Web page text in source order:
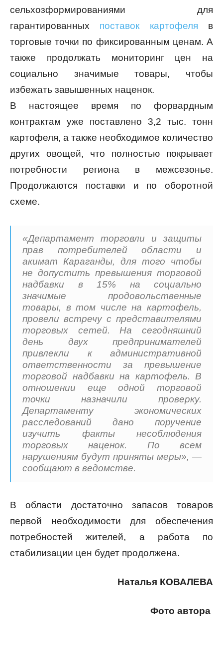
сельхозформированиями для
гарантированных поставок картофеля в
торговые точки по фиксированным ценам. А
также продолжать мониторинг цен на
социально значимые товары, чтобы
избежать завышенных наценок.
В настоящее время по форвардным
контрактам уже поставлено 3,2 тыс. тонн
картофеля, а также необходимое количество
других овощей, что полностью покрывает
потребности региона в межсезонье.
Продолжаются поставки и по оборотной
схеме.
«Департамент торговли и защиты
прав потребителей области и
акимат Караганды, для того чтобы
не допустить превышения торговой
надбавки в 15% на социально
значимые продовольственные
товары, в том числе на картофель,
провели встречу с представителями
торговых сетей. На сегодняшний
день двух предпринимателей
привлекли к административной
ответственности за превышение
торговой надбавки на картофель. В
отношении еще одной торговой
точки назначили проверку.
Департаменту экономических
расследований дано поручение
изучить факты несоблюдения
торговых наценок. По всем
нарушениям будут приняты меры», —
сообщают в ведомстве.
В области достаточно запасов товаров
первой необходимости для обеспечения
потребностей жителей, а работа по
стабилизации цен будет продолжена.
Наталья КОВАЛЕВА
Фото автора